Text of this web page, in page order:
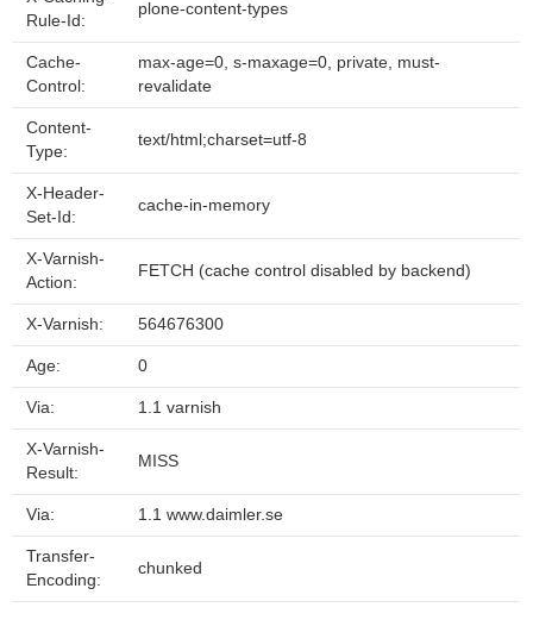
Rule-Id:
plone-content-types
Cache-
Control:
max-age=0, s-maxage=0, private, must-
revalidate
Content-
Type:
text/html;charset=utf-8
X-Header-
Set-Id:
cache-in-memory
X-Varnish-
Action:
FETCH (cache control disabled by backend)
X-Varnish: 564676300
Age: 0
Via: 1.1 varnish
X-Varnish-
Result:
MISS
Via: 1.1 www.daimler.se
Transfer-
Encoding:
chunked